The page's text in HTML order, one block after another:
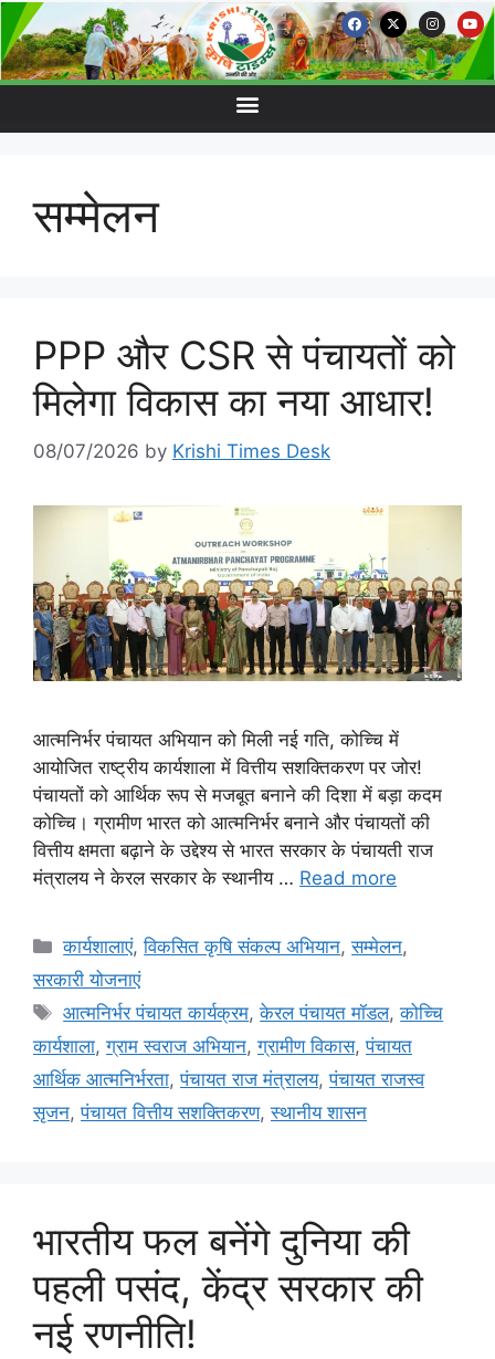
सम्मेलन
PPP और CSR से पंचायतों को
मिलेगा विकास का नया आधार!
08/07/2026 by Krishi Times Desk
आत्मनिर्भर पंचायत अभियान को मिली नई गति, कोच्चि में
आयोजित राष्ट्रीय कार्यशाला में वित्तीय सशक्तिकरण पर जोर!
पंचायतों को आर्थिक रूप से मजबूत बनाने की दिशा में बड़ा कदम
कोच्चि। ग्रामीण भारत को आत्मनिर्भर बनाने और पंचायतों की
वित्तीय क्षमता बढ़ाने के उद्देश्य से भारत सरकार के पंचायती राज
मंत्रालय ने केरल सरकार के स्थानीय … Read more
कार्यशालाएं,विकसित कृषि संकल्प अभियान,सम्मेलन,
सरकारी योजनाएं
आत्मनिर्भर पंचायत कार्यक्रम,केरल पंचायत मॉडल,कोच्चि
कार्यशाला,ग्राम स्वराज अभियान,ग्रामीण विकास,पंचायत
आर्थिक आत्मनिर्भरता,पंचायत राज मंत्रालय,पंचायत राजस्व
सृजन,पंचायत वित्तीय सशक्तिकरण,स्थानीय शासन
भारतीय फल बनेंगे दुनिया की
पहली पसंद, केंद्र सरकार की
नई रणनीति!